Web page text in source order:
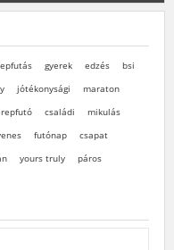
gyerek edzés
bsi
jótékonysági
maraton
családi
mikulás
futónap
csapat
yours truly
páros